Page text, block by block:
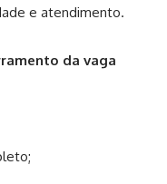
e atendimento.
da vaga